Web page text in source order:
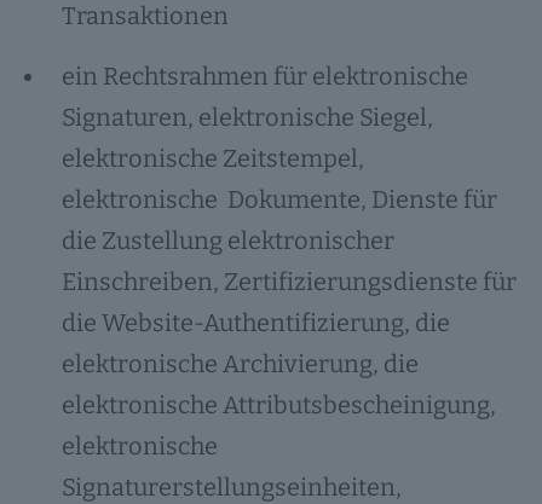
Transaktionen
ein Rechtsrahmen für elektronische
Signaturen, elektronische Siegel,
elektronische Zeitstempel,
elektronische Dokumente, Dienste für
die Zustellung elektronischer
Einschreiben, Zertifizierungsdienste für
die Website-Authentifizierung, die
elektronische Archivierung, die
elektronische Attributsbescheinigung,
elektronische
Signaturerstellungseinheiten,